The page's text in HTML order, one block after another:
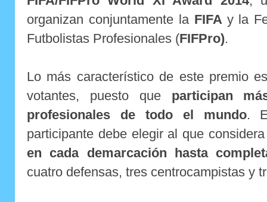
organizan conjuntamente la FIFA y la
Futbolistas Profesionales (FIFPro).
Lo más característico de este premio
votantes, puesto que participan
profesionales de todo el mundo.
participante debe elegir al que
en cada demarcación hasta
cuatro defensas, tres centrocampistas y